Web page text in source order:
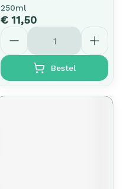
250ml
€ 11,50
Aantal
Bestel